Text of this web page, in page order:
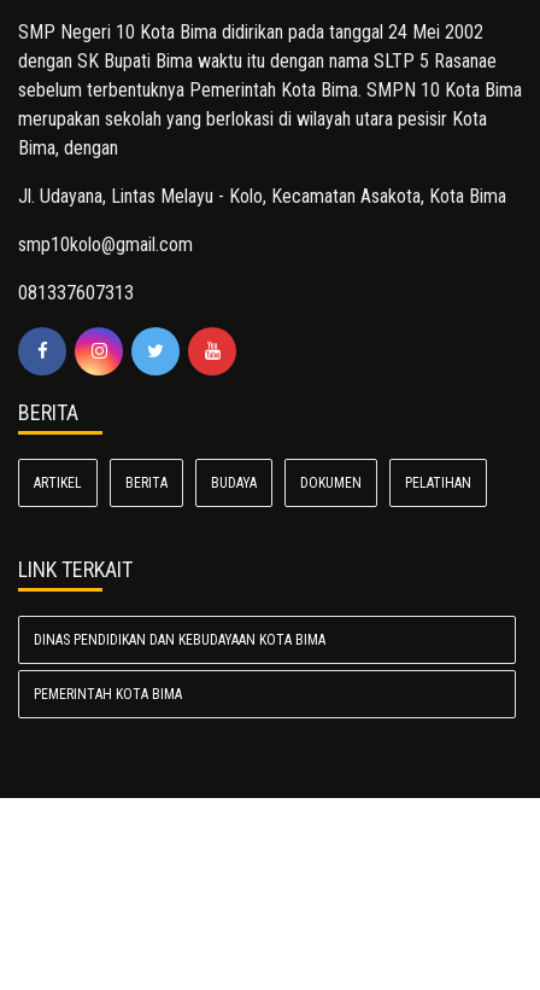
SMP Negeri 10 Kota Bima didirikan pada tanggal 24 Mei 2002
dengan SK Bupati Bima waktu itu dengan nama SLTP 5 Rasanae
sebelum terbentuknya Pemerintah Kota Bima. SMPN 10 Kota Bima
merupakan sekolah yang berlokasi di wilayah utara pesisir Kota
Bima, dengan
Jl. Udayana, Lintas Melayu - Kolo, Kecamatan Asakota, Kota Bima
smp10kolo@gmail.com
081337607313
BERITA
ARTIKEL BERITA BUDAYA DOKUMEN PELATIHAN
LINK TERKAIT
DINAS PENDIDIKAN DAN KEBUDAYAAN KOTA BIMA
PEMERINTAH KOTA BIMA